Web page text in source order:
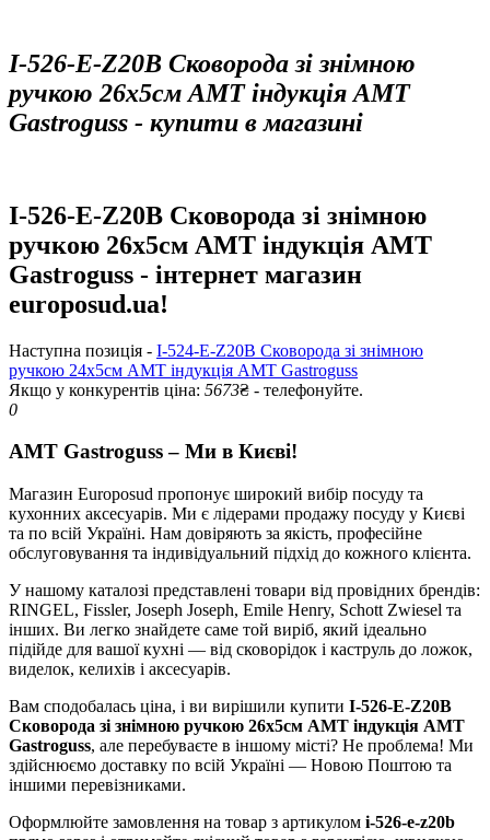
I-526-E-Z20B Сковорода зі знімною
ручкою 26х5см AMT індукція AMT
Gastroguss - купити в магазині
I-526-E-Z20B Сковорода зі знімною
ручкою 26х5см AMT індукція AMT
Gastroguss - інтернет магазин
europosud.ua!
Наступна позиція - I-524-E-Z20B Сковорода зі знімною
ручкою 24х5см AMT індукція AMT Gastroguss
Якщо у конкурентів ціна: 5673₴ - телефонуйте.
0
AMT Gastroguss – Ми в Києві!
Магазин Europosud пропонує широкий вибір посуду та
кухонних аксесуарів. Ми є лідерами продажу посуду у Києві
та по всій Україні. Нам довіряють за якість, професійне
обслуговування та індивідуальний підхід до кожного клієнта.
У нашому каталозі представлені товари від провідних брендів:
RINGEL, Fissler, Joseph Joseph, Emile Henry, Schott Zwiesel та
інших. Ви легко знайдете саме той виріб, який ідеально
підійде для вашої кухні — від сковорідок і каструль до ложок,
виделок, келихів і аксесуарів.
Вам сподобалась ціна, і ви вирішили купити I-526-E-Z20B
Сковорода зі знімною ручкою 26х5см AMT індукція AMT
Gastroguss, але перебуваєте в іншому місті? Не проблема! Ми
здійснюємо доставку по всій Україні — Новою Поштою та
іншими перевізниками.
Оформлюйте замовлення на товар з артикулом i-526-e-z20b